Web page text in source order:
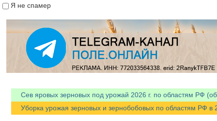
Я не спамер
Сев яровых зерновых под урожай 2026 г. по областям РФ
Уборка урожая зерновых и зернобобовых по областям РФ в